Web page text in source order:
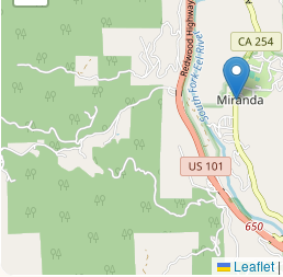
Leaflet |